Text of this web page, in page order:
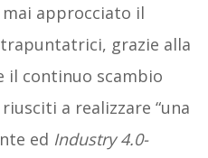
approcciato il
grazie alla
il continuo scambio
a realizzare “una
ed Industry 4.0-